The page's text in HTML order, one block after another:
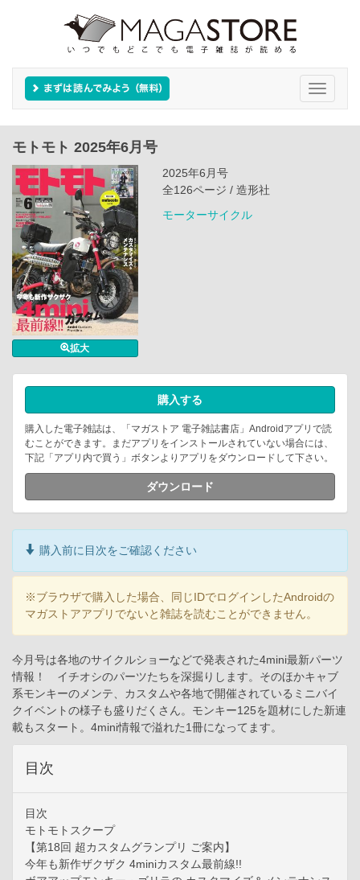
Toggle
モトモト 2025年6月号
拡大
2025年6月号
全126ページ / 造形社
モーターサイクル
購入する
購入した電子雑誌は、「マガストア 電子雑誌書店」Androidアプリで読
むことができます。まだアプリをインストールされていない場合には、
下記「アプリ内で買う」ボタンよりアプリをダウンロードして下さい。
ダウンロード
購入前に目次をご確認ください
※ブラウザで購入した場合、同じIDでログインしたAndroidの
マガストアアプリでないと雑誌を読むことができません。
今月号は各地のサイクルショーなどで発表された4mini最新パーツ
情報！ イチオシのパーツたちを深掘りします。そのほかキャブ
系モンキーのメンテ、カスタムや各地で開催されているミニバイ
クイベントの様子も盛りだくさん。モンキー125を題材にした新連
載もスタート。4mini情報で溢れた1冊になってます。
目次
目次
モトモトスクープ
【第18回 超カスタムグランプリ ご案内】
今年も新作ザクザク 4miniカスタム最前線!!